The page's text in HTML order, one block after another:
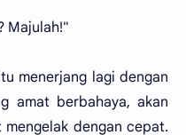
Majulah!"
menerjang lagi dengan
amat berbahaya, akan
dengan cepat.